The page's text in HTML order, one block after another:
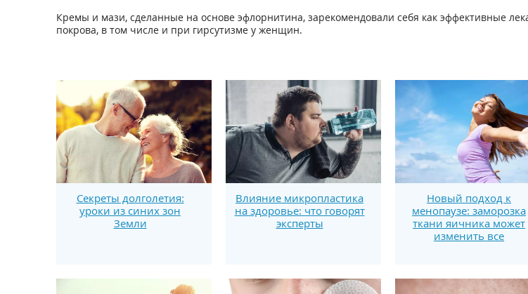
Кремы и мази, сделанные на основе эфлорнитина, зарекомендовали себя как эффективные
покрова, в том числе и при гирсутизме у женщин.
Секреты долголетия:
уроки из синих зон
Земли
Влияние микропластика
на здоровье: что говорят
эксперты
Новый подход к
менопаузе: заморозка
ткани яичника может
изменить все